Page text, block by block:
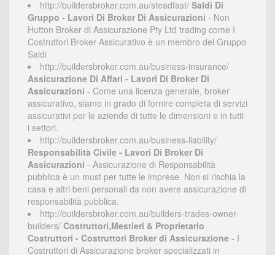
http://buildersbroker.com.au/steadfast/ Saldi Di
Gruppo - Lavori Di Broker Di Assicurazioni - Non
Hutton Broker di Assicurazione Pty Ltd trading come I
Costruttori Broker Assicurativo è un membro del Gruppo
Saldi
http://buildersbroker.com.au/business-insurance/
Assicurazione Di Affari - Lavori Di Broker Di
Assicurazioni - Come una licenza generale, broker
assicurativo, siamo in grado di fornire completa di servizi
assicurativi per le aziende di tutte le dimensioni e in tutti
i settori.
http://buildersbroker.com.au/business-liability/
Responsabilità Civile - Lavori Di Broker Di
Assicurazioni - Assicurazione di Responsabilità
pubblica è un must per tutte le imprese. Non si rischia la
casa e altri beni personali da non avere assicurazione di
responsabilità pubblica.
http://buildersbroker.com.au/builders-trades-owner-
builders/ Costruttori,Mestieri & Proprietario
Costruttori - Costruttori Broker di Assicurazione - I
Costruttori di Assicurazione broker specializzati in